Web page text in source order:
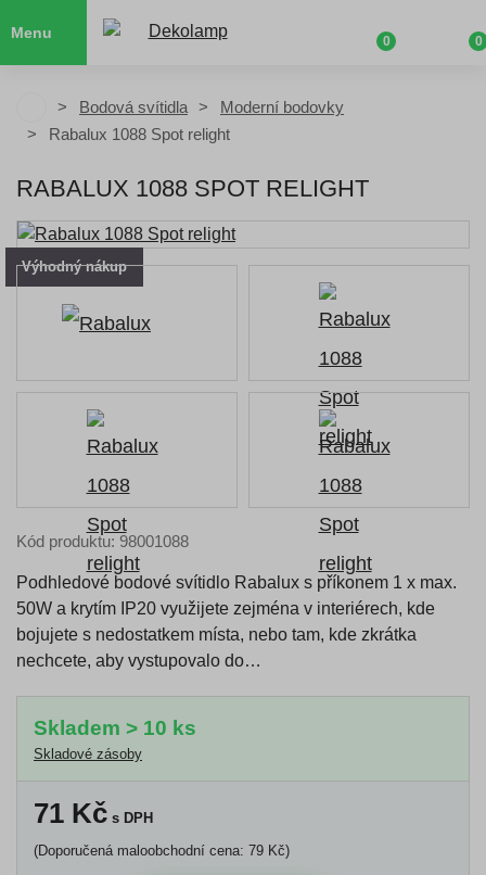
Menu
0 0
Bodová svítidla
Moderní bodovky
Rabalux 1088 Spot relight
RABALUX 1088 SPOT RELIGHT
Výhodný nákup
Kód produktu: 98001088
Podhledové bodové svítidlo Rabalux s příkonem 1 x max.
50W a krytím IP20 využijete zejména v interiérech, kde
bojujete s nedostatkem místa, nebo tam, kde zkrátka
nechcete, aby vystupovalo do…
Skladem > 10 ks
Skladové zásoby
71 Kč s DPH
(Doporučená maloobchodní cena: 79 Kč)